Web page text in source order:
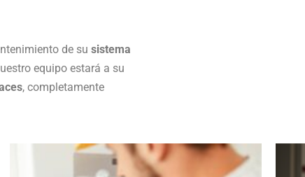
de su sistema
equipo estará a su
, completamente